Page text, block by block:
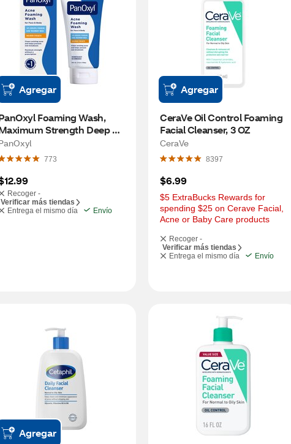
Agregar
Foaming Wash,
Strength Deep
with 10% Benzoyl
Peroxide , 5.5 OZ
773
Recoger -
Verificar más tiendas
Entrega el mismo día
Envío
Agregar
CeraVe Oil Control Foaming
Facial Cleanser, 3 OZ
CeraVe
8397
$6.99
$5 ExtraBucks Rewards for
spending $25 on Cerave Facial,
Acne or Baby Care products
Recoger -
Verificar más tiendas
Entrega el mismo día
Envío
Agregar